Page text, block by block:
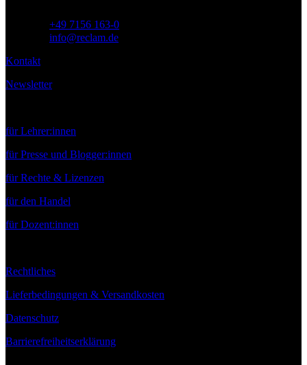
+49 7156 163-0
info@reclam.de
Kontakt
Newsletter
für Lehrer:innen
für Presse und Blogger:innen
für Rechte & Lizenzen
für den Handel
für Dozent:innen
Rechtliches
Lieferbedingungen & Versandkosten
Datenschutz
Barrierefreiheitserklärung